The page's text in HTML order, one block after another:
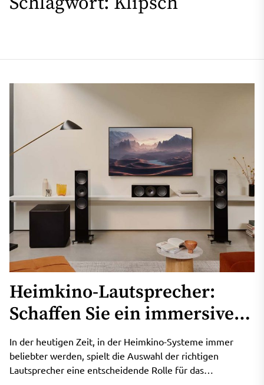
Heimkino-Lautsprecher:
Schaffen Sie ein immersives
Erlebnis
In der heutigen Zeit, in der Heimkino-Systeme immer
beliebter werden, spielt die Auswahl der richtigen
Lautsprecher eine entscheidende Rolle für das